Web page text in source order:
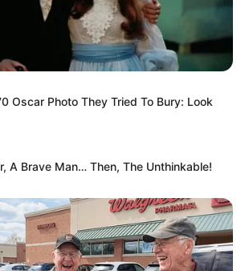
Oscar Photo They Tried To Bury: Look
A Brave Man… Then, The Unthinkable!